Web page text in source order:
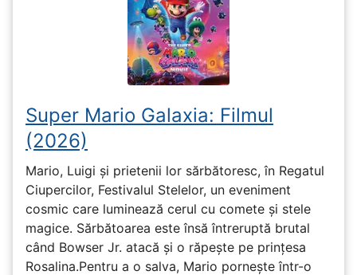
Super Mario Galaxia: Filmul
(2026)
Mario, Luigi și prietenii lor sărbătoresc, în Regatul
Ciupercilor, Festivalul Stelelor, un eveniment
cosmic care luminează cerul cu comete și stele
magice. Sărbătoarea este însă întreruptă brutal
când Bowser Jr. atacă și o răpește pe prinţesa
Rosalina.Pentru a o salva, Mario pornește într-o